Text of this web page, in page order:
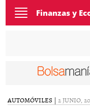
Toggle
navigation
Finanzas y
AUTOMÓVILES | 2 JUNIO,